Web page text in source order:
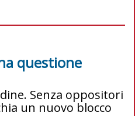
questione
Senza oppositori
un nuovo blocco